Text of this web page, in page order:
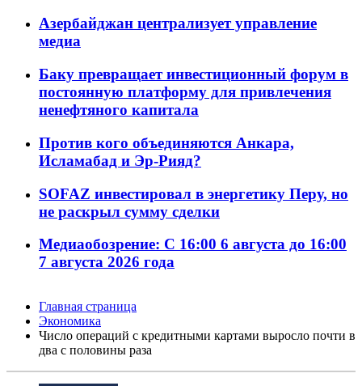
Азербайджан централизует управление
медиа
Баку превращает инвестиционный форум в
постоянную платформу для привлечения
ненефтяного капитала
Против кого объединяются Анкара,
Исламабад и Эр-Рияд?
SOFAZ инвестировал в энергетику Перу, но
не раскрыл сумму сделки
Медиаобозрение: С 16:00 6 августа до 16:00
7 августа 2026 года
Главная страница
Экономика
Число операций с кредитными картами выросло почти в
два с половины раза